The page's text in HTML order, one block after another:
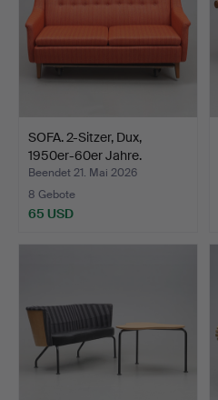
SOFA. 2-Sitzer, Dux,
1950er-60er Jahre.
Beendet 21. Mai 2026
8 Gebote
65 USD